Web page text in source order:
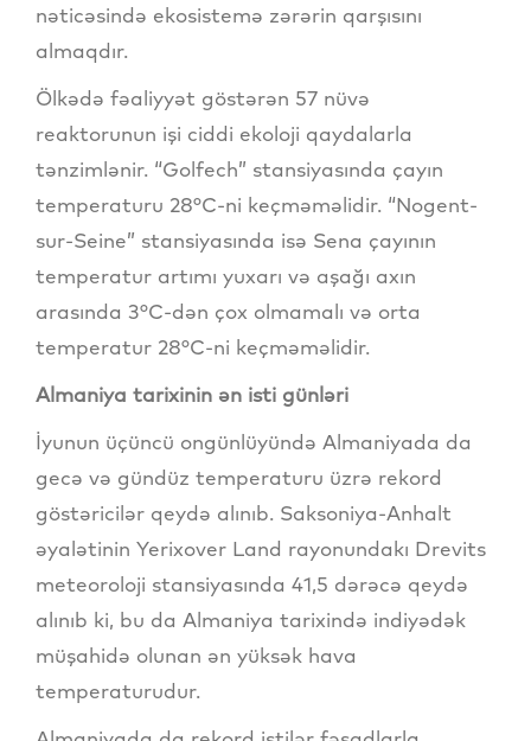
nəticəsində ekosistemə zərərin qarşısını
almaqdır.
Ölkədə fəaliyyət göstərən 57 nüvə
reaktorunun işi ciddi ekoloji qaydalarla
tənzimlənir. “Golfech” stansiyasında çayın
temperaturu 28°C-ni keçməməlidir. “Nogent-
sur-Seine” stansiyasında isə Sena çayının
temperatur artımı yuxarı və aşağı axın
arasında 3°C-dən çox olmamalı və orta
temperatur 28°C-ni keçməməlidir.
Almaniya tarixinin ən isti günləri
İyunun üçüncü ongünlüyündə Almaniyada da
gecə və gündüz temperaturu üzrə rekord
göstəricilər qeydə alınıb. Saksoniya-Anhalt
əyalətinin Yerixover Land rayonundakı Drevits
meteoroloji stansiyasında 41,5 dərəcə qeydə
alınıb ki, bu da Almaniya tarixində indiyədək
müşahidə olunan ən yüksək hava
temperaturudur.